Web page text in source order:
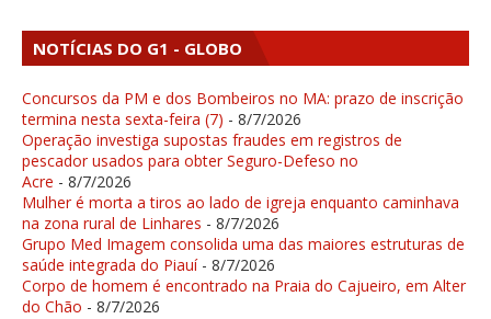
NOTÍCIAS DO G1 - GLOBO
Concursos da PM e dos Bombeiros no MA: prazo de inscrição
termina nesta sexta-feira (7) - 8/7/2026
Operação investiga supostas fraudes em registros de
pescador usados para obter Seguro-Defeso no
Acre - 8/7/2026
Mulher é morta a tiros ao lado de igreja enquanto caminhava
na zona rural de Linhares - 8/7/2026
Grupo Med Imagem consolida uma das maiores estruturas de
saúde integrada do Piauí- 8/7/2026
Corpo de homem é encontrado na Praia do Cajueiro, em Alter
do Chão - 8/7/2026